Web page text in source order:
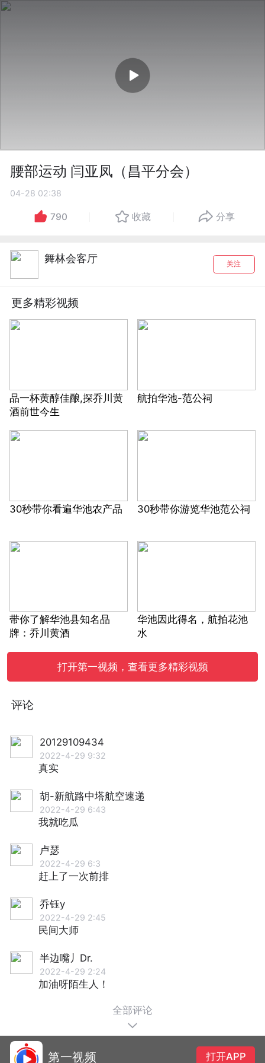
腰部运动 闫亚凤（昌平分会）
04-28 02:38
790 收藏 分享
舞林会客厅 关注
更多精彩视频
品一杯黄醇佳酿,探乔川黄
酒前世今生
航拍华池-范公祠
30秒带你看遍华池农产品 30秒带你游览华池范公祠
带你了解华池县知名品
牌：乔川黄酒
华池因此得名，航拍花池
水
打开第一视频，查看更多精彩视频
评论
20129109434
2022-4-29 9:32
真实
胡-新航路中塔航空速递
2022-4-29 6:43
我就吃瓜
卢瑟
2022-4-29 6:3
赶上了一次前排
乔钰y
2022-4-29 2:45
民间大师
半边嘴丿Dr.
2022-4-29 2:24
加油呀陌生人！
全部评论
第一视频 打开APP